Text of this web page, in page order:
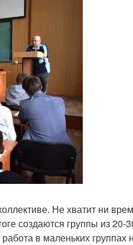
Не хватит ни
создаются группы из 20-
в маленьких группах